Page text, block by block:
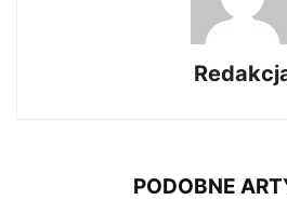
PODOBNE